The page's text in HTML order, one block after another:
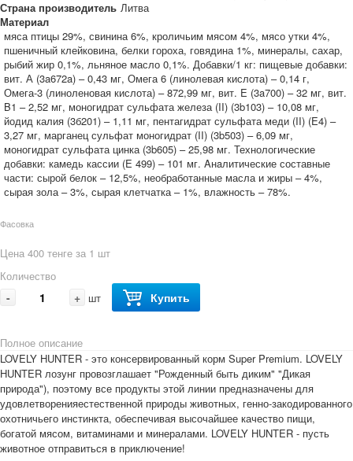
Страна производитель Литва
Материал
мяса птицы 29%, свинина 6%, кроличьим мясом 4%, мясо утки 4%,
пшеничный клейковина, белки гороха, говядина 1%, минералы, сахар,
рыбий жир 0,1%, льняное масло 0,1%. Добавки/1 кг: пищевые добавки:
вит. А (3a672a) – 0,43 мг, Омега 6 (линолевая кислота) – 0,14 г,
Омега-3 (линоленовая кислота) – 872,99 мг, вит. E (3a700) – 32 мг, вит.
B1 – 2,52 мг, моногидрат сульфата железа (II) (3b103) – 10,08 мг,
йодид калия (3б201) – 1,11 мг, пентагидрат сульфата меди (II) (E4) –
3,27 мг, марганец сульфат моногидрат (II) (3b503) – 6,09 мг,
моногидрат сульфата цинка (3b605) – 25,98 мг. Технологические
добавки: камедь кассии (E 499) – 101 мг. Aнaлитические составные
части: сырой белок – 12,5%, необработанные масла и жиры – 4%,
сырая зола – 3%, сырая клетчатка – 1%, влажность – 78%.
Фасовка
Цена 400 тенге за 1 шт
Количество
- + шт Купить
Полное описание
LOVELY HUNTER - это консервированный корм Super Premium. LOVELY
HUNTER лозунг провозглашает "Рожденный быть диким" "Дикая
природа"), поэтому все продукты этой линии предназначены для
удовлетворенияестественной природы животных, генно-закодированного
охотничьего инстинкта, обеспечивая высочайшее качество пищи,
богатой мясом, витаминами и минералами. LOVELY HUNTER - пусть
животное отправиться в приключение!